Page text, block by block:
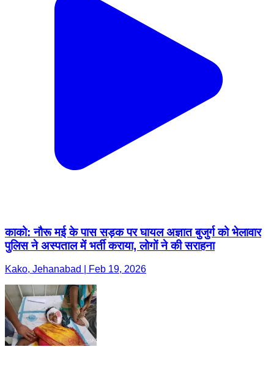
काको: नौरू मई के पास सड़क पर घायल अज्ञात बुजुर्ग को भेलावार
पुलिस ने अस्पताल में भर्ती कराया, लोगों ने की सराहना
Kako, Jehanabad | Feb 19, 2026